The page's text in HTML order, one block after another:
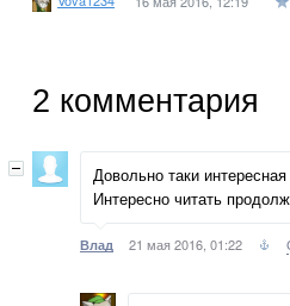
2 комментария
Довольно таки
Интересно читать
Влад 21 мая 2016, 01:22